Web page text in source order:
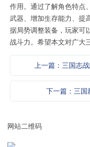
作用。通过了解角色特点
武器、增加生存能力、提
据局势调整装备，玩家可
战斗力。希望本文对广大
上一篇：三国志
下一篇：三国
网站二维码